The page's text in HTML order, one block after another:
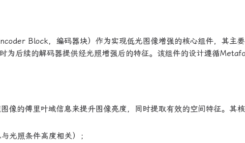
Block，编码器块）作为实现低光图像增强的核心组件，其主
为后续的解码器提供经光照增强后的特征。该组件的设计遵循
像的傅里叶域信息来提升图像亮度，同时提取有效的空间特征。其
光照条件高度相关）；